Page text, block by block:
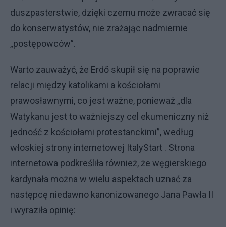
duszpasterstwie, dzięki czemu może zwracać się
do konserwatystów, nie zrażając nadmiernie
„postępowców”.
Warto zauważyć, że Erdő skupił się na poprawie
relacji między katolikami a kościołami
prawosławnymi, co jest ważne, ponieważ „dla
Watykanu jest to ważniejszy cel ekumeniczny niż
jedność z kościołami protestanckimi”, według
włoskiej strony internetowej ItalyStart . Strona
internetowa podkreśliła również, że węgierskiego
kardynała można w wielu aspektach uznać za
następcę niedawno kanonizowanego Jana Pawła II
i wyraziła opinię: